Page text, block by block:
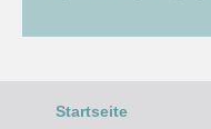
Startseite